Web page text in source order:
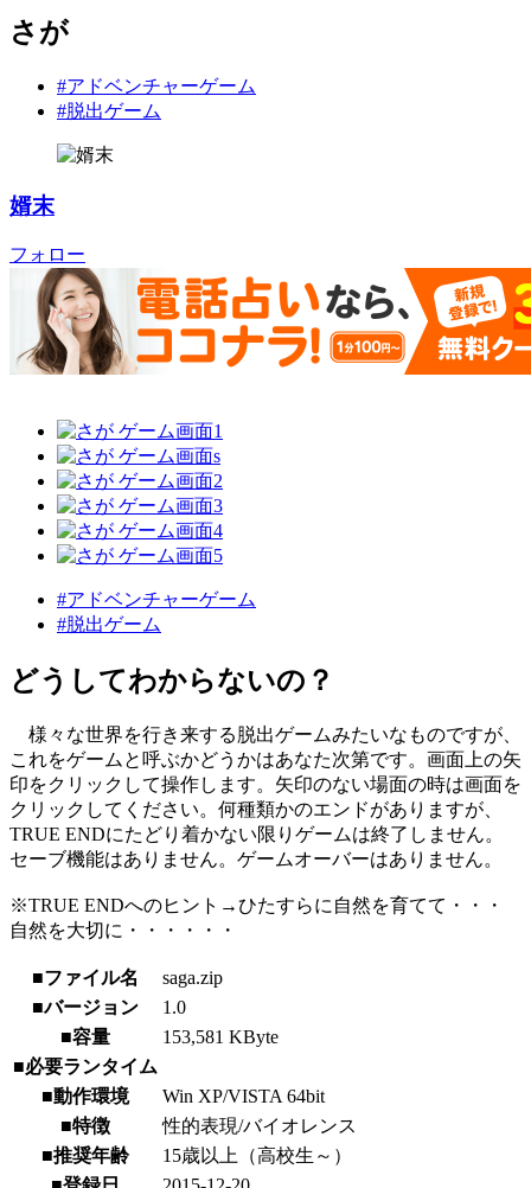
さが
#アドベンチャーゲーム
#脱出ゲーム
婿末
フォロー
#アドベンチャーゲーム
#脱出ゲーム
どうしてわからないの？
様々な世界を行き来する脱出ゲームみたいなものですが、
これをゲームと呼ぶかどうかはあなた次第です。画面上の矢
印をクリックして操作します。矢印のない場面の時は画面を
クリックしてください。何種類かのエンドがありますが、
TRUE ENDにたどり着かない限りゲームは終了しません。
セーブ機能はありません。ゲームオーバーはありません。
※TRUE ENDへのヒント→ひたすらに自然を育てて・・・
自然を大切に・・・・・・
■ファイル名
saga.zip
■バージョン
1.0
■容量
153,581 KByte
■必要ランタイム
■動作環境
Win XP/VISTA 64bit
■特徴
性的表現/バイオレンス
■推奨年齢
15歳以上（高校生～）